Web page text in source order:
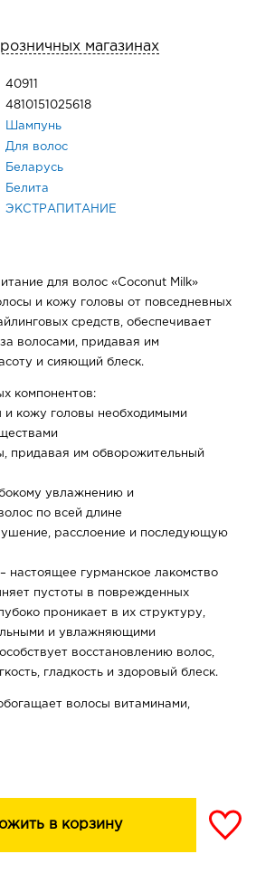
магазинах
40911
4810151025618
Шампунь
Для волос
Беларусь
Белита
ЭКСТРАПИТАНИЕ
для волос «Coconut Milk»
и кожу головы от повседневных
средств, обеспечивает
волосами, придавая им
и сияющий блеск.
компонентов:
и кожу головы необходимыми
придавая им обворожительный
увлажнению и
по всей длине
расслоение и последующую
настоящее гурманское лакомство
пустоты в поврежденных
проникает в их структуру,
и увлажняющими
восстановлению волос,
гладкость и здоровый блеск.
волосы витаминами,
смягчающее действие на кожу
в корзину